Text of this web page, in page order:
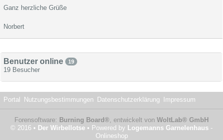
Ganz herzliche Grüße
Norbert
Benutzer online 19
19 Besucher
Portal Nutzungsbestimmungen Datenschutzerklärung Impressum
Forensoftware: Burning Board®, entwickelt von WoltLab® GmbH
© 2016 • Der Wirbellotse • Powered by Logemanns Garnelenhaus -
Onlineshop